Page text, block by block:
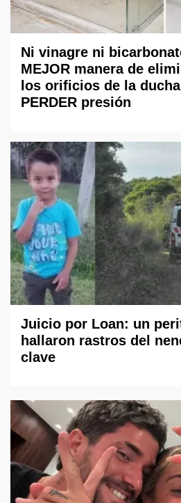
Ni vinagre ni
MEJOR manera de
los orificios de la
PERDER presión
Juicio por Loan: un
hallaron rastros del
clave